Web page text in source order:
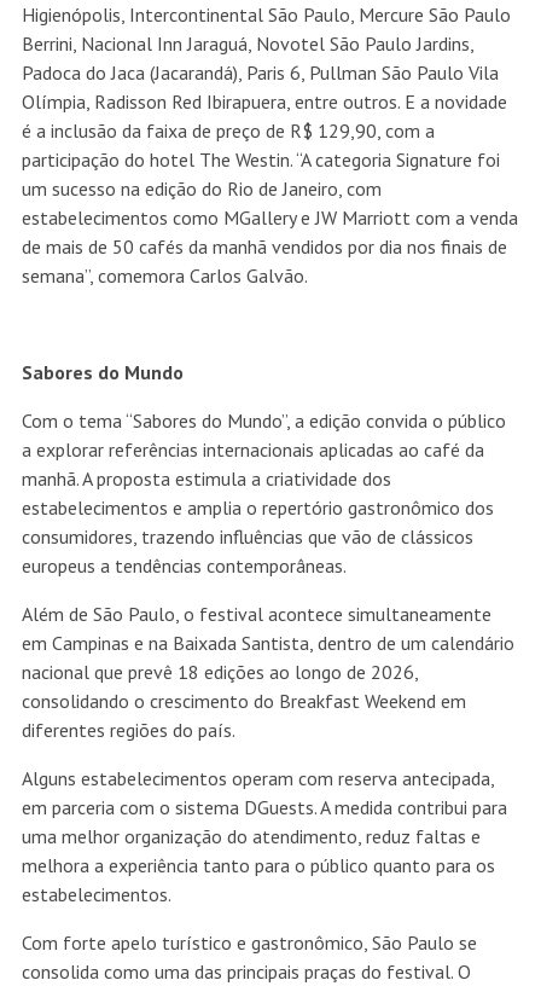
Higienópolis, Intercontinental São Paulo, Mercure São Paulo
Berrini, Nacional Inn Jaraguá, Novotel São Paulo Jardins,
Padoca do Jaca (Jacarandá), Paris 6, Pullman São Paulo Vila
Olímpia, Radisson Red Ibirapuera, entre outros. E a novidade
é a inclusão da faixa de preço de R$ 129,90, com a
participação do hotel The Westin. “A categoria Signature foi
um sucesso na edição do Rio de Janeiro, com
estabelecimentos como MGallery e JW Marriott com a venda
de mais de 50 cafés da manhã vendidos por dia nos finais de
semana”, comemora Carlos Galvão.
Sabores do Mundo
Com o tema “Sabores do Mundo”, a edição convida o público
a explorar referências internacionais aplicadas ao café da
manhã. A proposta estimula a criatividade dos
estabelecimentos e amplia o repertório gastronômico dos
consumidores, trazendo influências que vão de clássicos
europeus a tendências contemporâneas.
Além de São Paulo, o festival acontece simultaneamente
em Campinas e na Baixada Santista, dentro de um calendário
nacional que prevê 18 edições ao longo de 2026,
consolidando o crescimento do Breakfast Weekend em
diferentes regiões do país.
Alguns estabelecimentos operam com reserva antecipada,
em parceria com o sistema DGuests. A medida contribui para
uma melhor organização do atendimento, reduz faltas e
melhora a experiência tanto para o público quanto para os
estabelecimentos.
Com forte apelo turístico e gastronômico, São Paulo se
consolida como uma das principais praças do festival. O